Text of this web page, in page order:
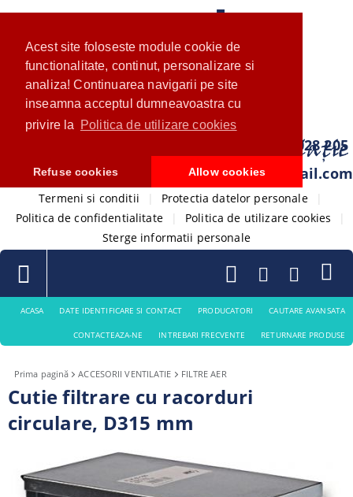
Acest site foloseste module cookie de
functionalitate, continut, personalizare si
analiza! Continuarea navigarii pe site
inseamna acceptul dumneavoastra cu
privire la
Politica de utilizare cookies
Refuse cookies Allow cookies
0733 028 205
com.ventistore@gmail.com
Termeni si conditii Protectia datelor personale
Politica de confidentialitate
Politica de utilizare cookies
Sterge informatii personale
ACASA DATE IDENTIFICARE SI CONTACT PRODUCATORI CAUTARE AVANSATA
CONTACTEAZA-NE INTREBARI FRECVENTE RETURNARE PRODUSE
Prima pagină ACCESORII VENTILATIE FILTRE AER
Cutie filtrare cu racorduri
circulare, D315 mm